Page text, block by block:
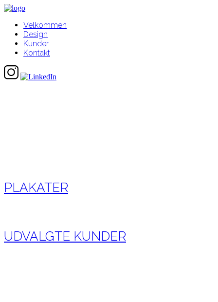
Velkommen
Design
Kunder
Kontakt
PLAKATER
UDVALGTE KUNDER